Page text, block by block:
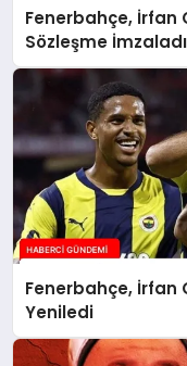
Fenerbahçe, İrfan
Sözleşme İmzaladı
Fenerbahçe, İrfan
Yeniledi